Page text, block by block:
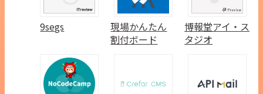
9segs
現場かんたん
割付ボード
博報堂アイ・ス
タジオ